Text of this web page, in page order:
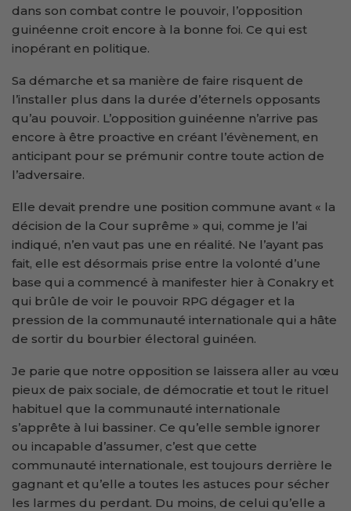
dans son combat contre le pouvoir, l’opposition
guinéenne croit encore à la bonne foi. Ce qui est
inopérant en politique.
Sa démarche et sa manière de faire risquent de
l’installer plus dans la durée d’éternels opposants
qu’au pouvoir. L’opposition guinéenne n’arrive pas
encore à être proactive en créant l’évènement, en
anticipant pour se prémunir contre toute action de
l’adversaire.
Elle devait prendre une position commune avant « la
décision de la Cour suprême » qui, comme je l’ai
indiqué, n’en vaut pas une en réalité. Ne l’ayant pas
fait, elle est désormais prise entre la volonté d’une
base qui a commencé à manifester hier à Conakry et
qui brûle de voir le pouvoir RPG dégager et la
pression de la communauté internationale qui a hâte
de sortir du bourbier électoral guinéen.
Je parie que notre opposition se laissera aller au vœu
pieux de paix sociale, de démocratie et tout le rituel
habituel que la communauté internationale
s’apprête à lui bassiner. Ce qu’elle semble ignorer
ou incapable d’assumer, c’est que cette
communauté internationale, est toujours derrière le
gagnant et qu’elle a toutes les astuces pour sécher
les larmes du perdant. Du moins, de celui qu’elle a